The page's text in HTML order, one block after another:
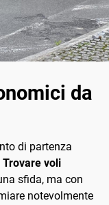
da
di partenza
Trovare voli
sfida, ma con
notevolmente